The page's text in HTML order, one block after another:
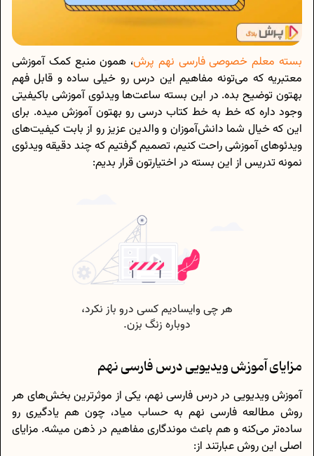
بسته معلم خصوصی فارسی نهم پرش، همون منبع کمک آموزشی
معتبریه که می‌تونه مفاهیم این درس رو خیلی ساده و قابل فهم
بهتون توضیح بده. در این بسته ساعت‌ها ویدئوی آموزشی باکیفیتی
وجود داره که خط به خط کتاب درسی رو بهتون آموزش میده. برای
این که خیال شما دانش‌آموزان و والدین عزیز رو از بابت کیفیت‌های
ویدئوهای آموزشی راحت کنیم، تصمیم گرفتیم که چند دقیقه ویدئوی
نمونه تدریس از این بسته در اختیارتون قرار بدیم:
مزایای آموزش ویدیویی درس‌ فارسی نهم
آموزش ویدیویی در درس فارسی نهم، یکی از موثرترین بخش‌های هر
روش مطالعه فارسی نهم به حساب میاد، چون هم یادگیری رو
ساده‌تر می‌کنه و هم باعث موندگاری مفاهیم در ذهن میشه. مزایای
اصلی این روش عبارتند از: